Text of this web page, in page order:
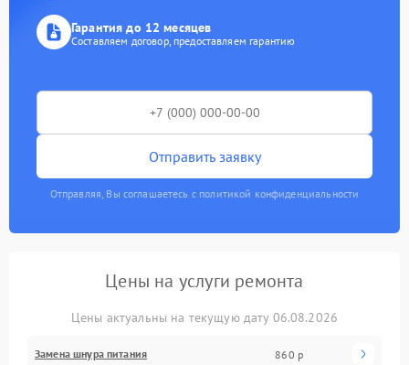
Гарантия до 12 месяцев
Составляем договор, предоставляем гарантию
Отправить заявку
Отправляя, Вы соглашаетесь с политикой конфиденциальности
Цены на услуги ремонта
Цены актуальны на текущую дату 06.08.2026
Замена шнура питания 860 р